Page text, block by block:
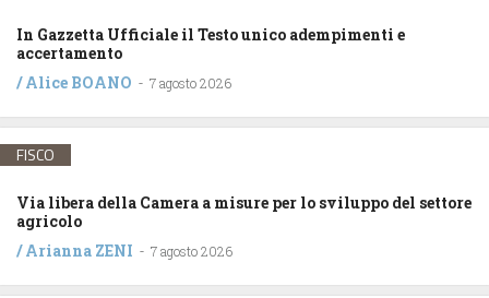
In Gazzetta Ufficiale il Testo unico adempimenti e
accertamento
/Alice BOANO - 7 agosto 2026
FISCO
Via libera della Camera a misure per lo sviluppo del settore
agricolo
/Arianna ZENI - 7 agosto 2026